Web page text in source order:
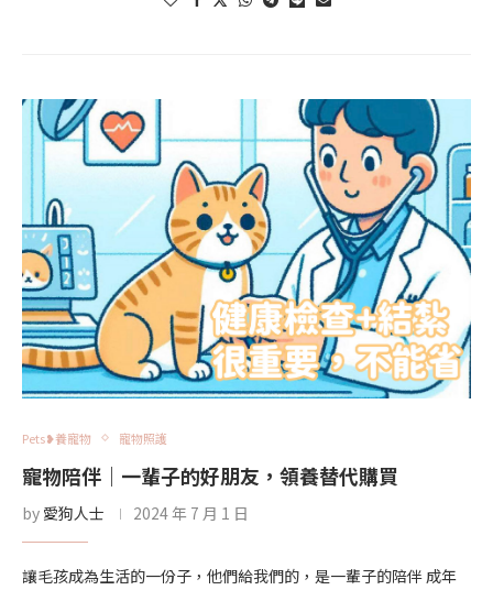
Pets❥養寵物 寵物照護
寵物陪伴｜一輩子的好朋友，領養替代購買
by 愛狗人士 2024 年 7 月 1 日
讓毛孩成為生活的一份子，他們給我們的，是一輩子的陪伴 成年